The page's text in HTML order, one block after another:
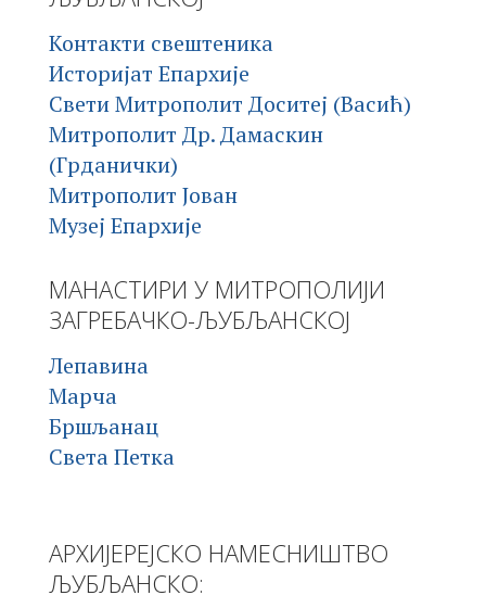
Контакти свештеника
Историјат Епархије
Свети Митрополит Доситеј (Васић)
Митрополит Др. Дамаскин
(Грданички)
Митрополит Јован
Музеј Епархије
МАНАСТИРИ У МИТРОПОЛИЈИ
ЗАГРЕБАЧКО-ЉУБЉАНСКОЈ
Лепавина
Марча
Бршљанац
Света Петка
АРХИЈЕРЕЈСКО НАМЕСНИШТВО
ЉУБЉАНСКО: